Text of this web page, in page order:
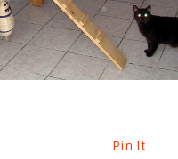
Pin It